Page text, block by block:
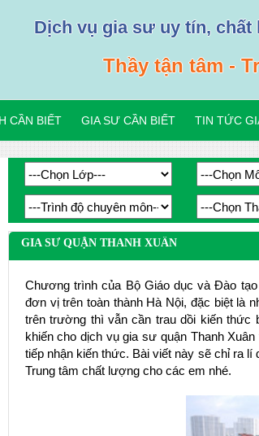
Dịch vụ gia sư uy tín,
Thầy tận tâm -
CẦN BIẾT GIA SƯ CẦN BIẾT TIN TỨC
GIA SƯ QUẬN THANH XUÂN
Chương trình của Bộ Giáo dục và Đào
đơn vị trên toàn thành Hà Nội, đặc biệt là
trên trường thì vẫn cần trau dồi kiến thức
khiến cho dịch vụ gia sư quận Thanh
tiếp nhận kiến thức. Bài viết này sẽ chỉ ra
Trung tâm chất lượng cho các em nhé.